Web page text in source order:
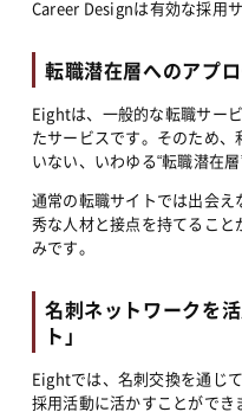
Career Designは有効な採用
転職潜在層へのアプ
Eightは、一般的な転職サー
たサービスです。そのため
いない、いわゆる“転職潜在層
通常の転職サイトでは出会
秀な人材と接点を持てるこ
みです。
名刺ネットワークを
ト」
Eightでは、名刺交換を通じ
採用活動に活かすことがで